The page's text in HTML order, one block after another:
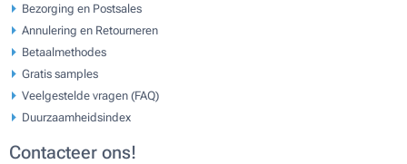
Bezorging en Postsales
Annulering en Retourneren
Betaalmethodes
Gratis samples
Veelgestelde vragen (FAQ)
Duurzaamheidsindex
Contacteer ons!